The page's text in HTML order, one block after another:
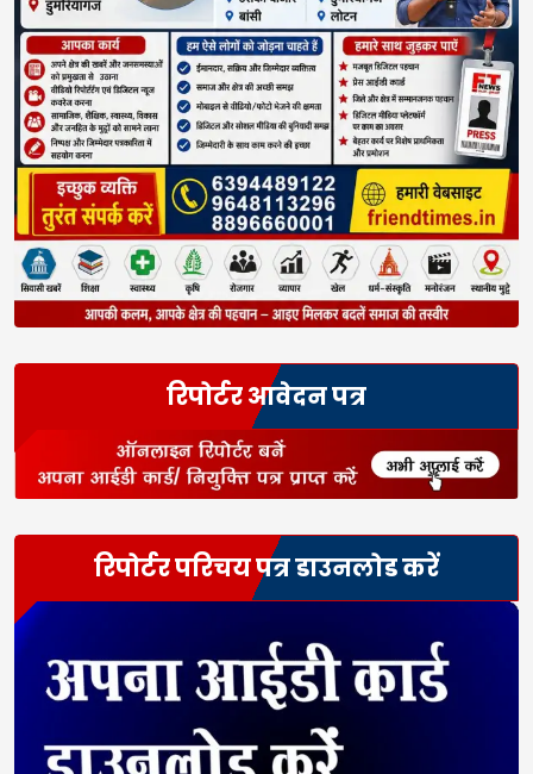
रिपोर्टर आवेदन पत्र
रिपोर्टर परिचय पत्र डाउनलोड करें